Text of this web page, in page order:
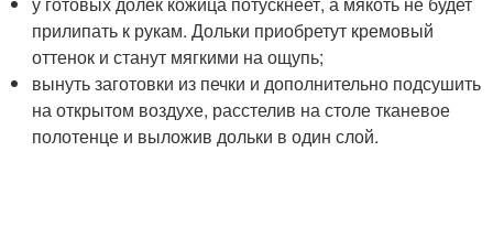
прилипать к рукам. Дольки приобретут кремовый
оттенок и станут мягкими на ощупь;
вынуть заготовки из печки и дополнительно подсушить
на открытом воздухе, расстелив на столе тканевое
полотенце и выложив дольки в один слой.